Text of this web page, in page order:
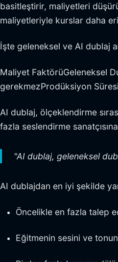
basitleştirir, maliyetleri
maliyetleriyle kurslar daha
İşte geleneksel ve AI dublaj
Maliyet FaktörüGeleneksel
gerekmezProdüksiyon
AI dublaj, ölçeklendirme
fazla seslendirme
"AI dublaj, geleneksel
AI dublajdan en iyi şekilde
Öncelikle en fazla talep
Eğitmenin sesini ve